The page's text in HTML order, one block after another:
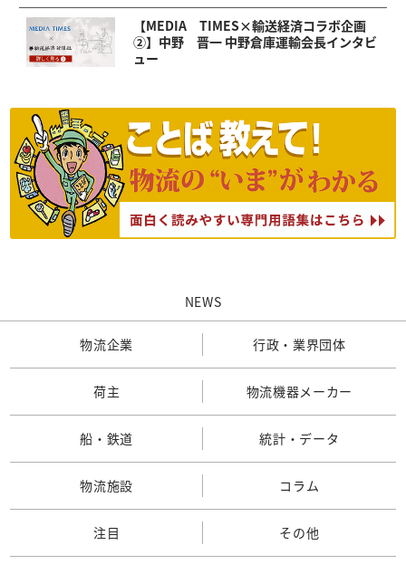
【MEDIA TIMES×輸送経済コラボ企画
②】中野 晋一 中野倉庫運輸会長インタビ
ュー
NEWS
物流企業 行政・業界団体
荷主 物流機器メーカー
船・鉄道 統計・データ
物流施設 コラム
注目 その他